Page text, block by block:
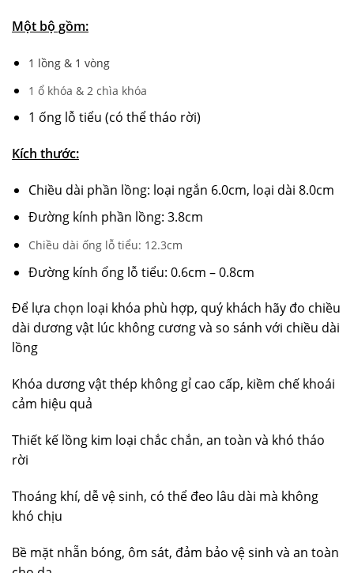
Một bộ gồm:
1 lồng & 1 vòng
1 ổ khóa & 2 chìa khóa
1 ống lỗ tiểu (có thể tháo rời)
Kích thước:
Chiều dài phần lồng: loại ngắn 6.0cm, loại dài 8.0cm
Đường kính phần lồng: 3.8cm
Chiều dài ống lỗ tiểu: 12.3cm
Đường kính ổng lỗ tiểu: 0.6cm – 0.8cm
Để lựa chọn loại khóa phù hợp, quý khách hãy đo chiều
dài dương vật lúc không cương và so sánh với chiều dài
lồng
Khóa dương vật thép không gỉ cao cấp, kiềm chế khoái
cảm hiệu quả
Thiết kế lồng kim loại chắc chắn, an toàn và khó tháo
rời
Thoáng khí, dễ vệ sinh, có thể đeo lâu dài mà không
khó chịu
Bề mặt nhẵn bóng, ôm sát, đảm bảo vệ sinh và an toàn